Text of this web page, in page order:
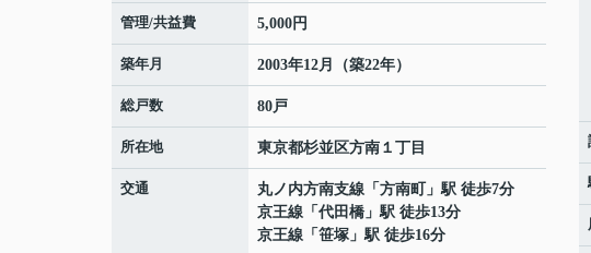
管理/共益費 5,000円
築年月 2003年12月（築22年）
総戸数 80戸
所在地 東京都杉並区方南 １丁目
交通 丸ノ内方南支線 「 方南町
」駅 徒歩7分
京王線 「 代田橋 」駅 徒歩13分
京王線 「 笹塚 」駅 徒歩16分